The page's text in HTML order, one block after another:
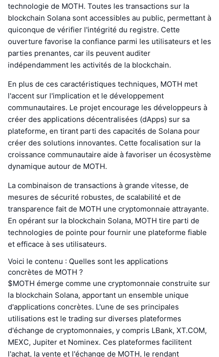
technologie de MOTH. Toutes les transactions sur la
blockchain Solana sont accessibles au public, permettant à
quiconque de vérifier l'intégrité du registre. Cette
ouverture favorise la confiance parmi les utilisateurs et les
parties prenantes, car ils peuvent auditer
indépendamment les activités de la blockchain.
En plus de ces caractéristiques techniques, MOTH met
l'accent sur l'implication et le développement
communautaires. Le projet encourage les développeurs à
créer des applications décentralisées (dApps) sur sa
plateforme, en tirant parti des capacités de Solana pour
créer des solutions innovantes. Cette focalisation sur la
croissance communautaire aide à favoriser un écosystème
dynamique autour de MOTH.
La combinaison de transactions à grande vitesse, de
mesures de sécurité robustes, de scalabilité et de
transparence fait de MOTH une cryptomonnaie attrayante.
En opérant sur la blockchain Solana, MOTH tire parti de
technologies de pointe pour fournir une plateforme fiable
et efficace à ses utilisateurs.
Voici le contenu : Quelles sont les applications
concrètes de MOTH ?
$MOTH émerge comme une cryptomonnaie construite sur
la blockchain Solana, apportant un ensemble unique
d'applications concrètes. L'une de ses principales
utilisations est le trading sur diverses plateformes
d'échange de cryptomonnaies, y compris LBank, XT.COM,
MEXC, Jupiter et Nominex. Ces plateformes facilitent
l'achat, la vente et l'échange de MOTH, le rendant